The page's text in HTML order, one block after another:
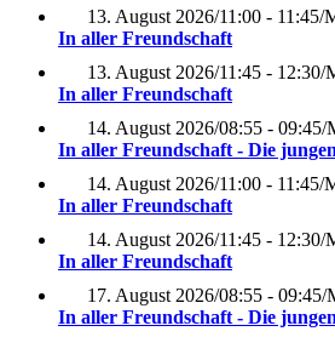
13. August 2026/11:00 - 11:45/
In aller Freundschaft
13. August 2026/11:45 - 12:30/
In aller Freundschaft
14. August 2026/08:55 - 09:45/
In aller Freundschaft - Die
14. August 2026/11:00 - 11:45/
In aller Freundschaft
14. August 2026/11:45 - 12:30/
In aller Freundschaft
17. August 2026/08:55 - 09:45/
In aller Freundschaft - Die